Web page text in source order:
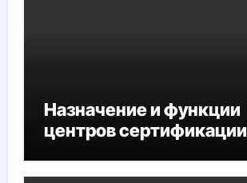
Назначение и функции
центров сертификации